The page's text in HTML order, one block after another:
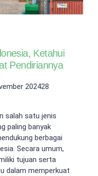
Ketahui
Pendiriannya
202428
salah satu jenis
paling banyak
berbagai
Secara umum,
tujuan serta
dalam memperkuat